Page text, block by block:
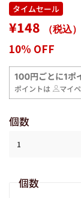
タイムセール
通
格
¥148 （税込）
10% OFF
個数
個数